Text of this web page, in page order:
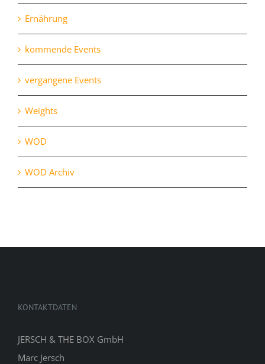
Ernährung
kommende Events
vergangene Events
Weights
WOD
WOD Archiv
KONTAKTDATEN
JERSCH & THE BOX GmbH
Marc Jersch